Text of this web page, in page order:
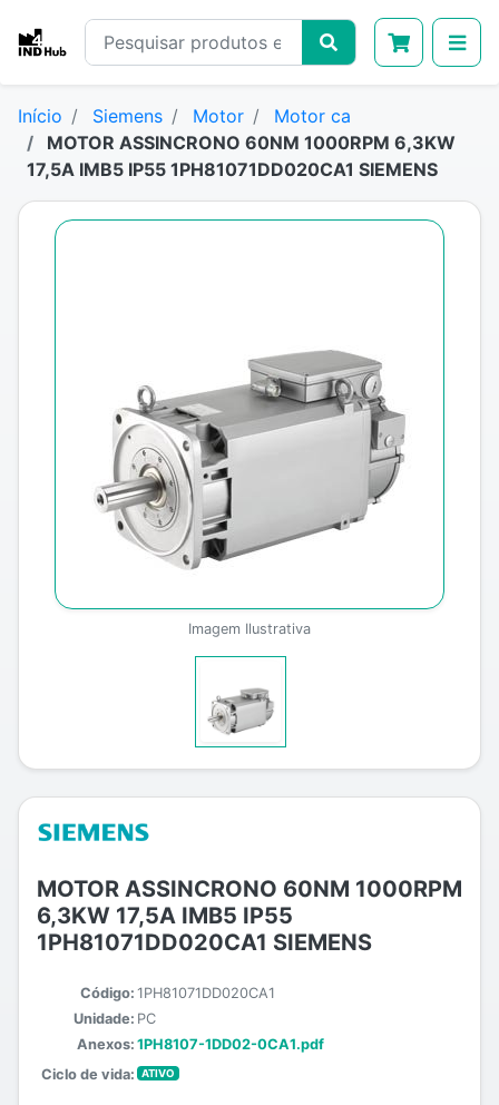
Início Siemens Motor
Motor ca
MOTOR ASSINCRONO 60NM 1000RPM 6,3KW
17,5A IMB5 IP55 1PH81071DD020CA1 SIEMENS
Imagem Ilustrativa
MOTOR ASSINCRONO 60NM 1000RPM
6,3KW 17,5A IMB5 IP55
1PH81071DD020CA1 SIEMENS
Código: 1PH81071DD020CA1
Unidade: PC
Anexos: 1PH8107-1DD02-0CA1.pdf
Ciclo de vida:
ATIVO